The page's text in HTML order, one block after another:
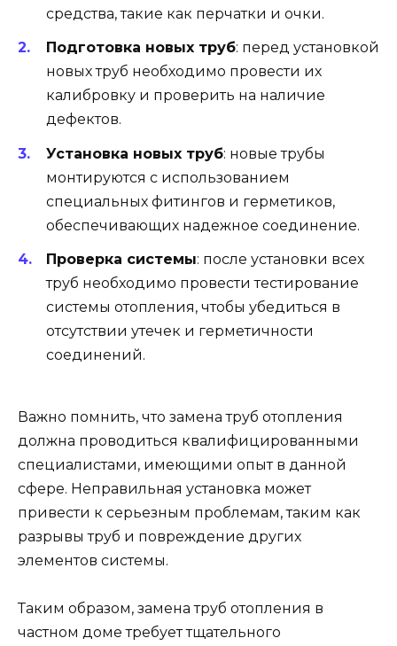
средства, такие как перчатки и очки.
Подготовка новых труб: перед установкой
новых труб необходимо провести их
калибровку и проверить на наличие
дефектов.
Установка новых труб: новые трубы
монтируются с использованием
специальных фитингов и герметиков,
обеспечивающих надежное соединение.
Проверка системы: после установки всех
труб необходимо провести тестирование
системы отопления, чтобы убедиться в
отсутствии утечек и герметичности
соединений.
Важно помнить, что замена труб отопления
должна проводиться квалифицированными
специалистами, имеющими опыт в данной
сфере. Неправильная установка может
привести к серьезным проблемам, таким как
разрывы труб и повреждение других
элементов системы.
Таким образом, замена труб отопления в
частном доме требует тщательного